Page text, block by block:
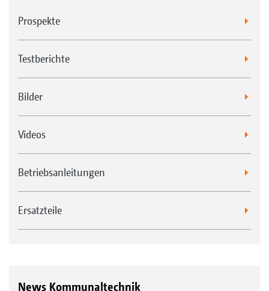
Prospekte
Testberichte
Bilder
Videos
Betriebsanleitungen
Ersatzteile
News Kommunaltechnik